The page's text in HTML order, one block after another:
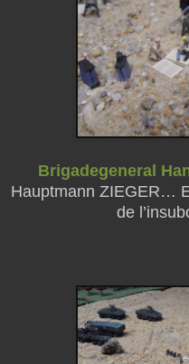
Brigadegeneral
Hauptmann ZIEGER…
de